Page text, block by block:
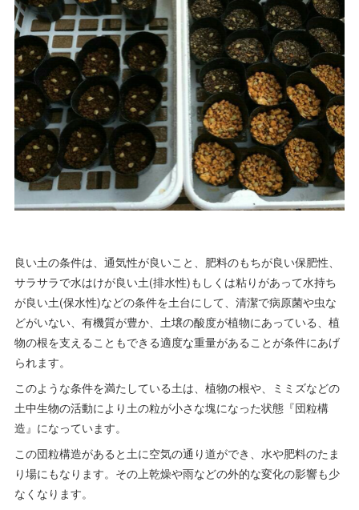
良い土の条件は、通気性が良いこと、肥料のもちが良い保肥性、
サラサラで水はけが良い土(排水性)もしくは粘りがあって水持ち
が良い土(保水性)などの条件を土台にして、清潔で病原菌や虫な
どがいない、有機質が豊か、土壌の酸度が植物にあっている、植
物の根を支えることもできる適度な重量があることが条件にあげ
られます。
このような条件を満たしている土は、植物の根や、ミミズなどの
土中生物の活動により土の粒が小さな塊になった状態『団粒構
造』になっています。
この団粒構造があると土に空気の通り道ができ、水や肥料のたま
り場にもなります。その上乾燥や雨などの外的な変化の影響も少
なくなります。